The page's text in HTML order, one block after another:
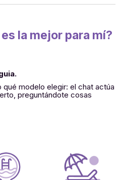
la mejor para mí?
modelo elegir: el chat actúa
preguntándote cosas